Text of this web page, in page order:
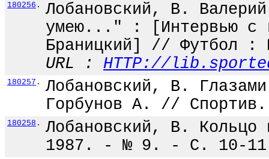
180256 .
Лобановский, В.
умею..." : [Интервью с
Браницкий] // Футбол
URL : HTTP://
180257 .
Лобановский, В.
Горбунов А. //
180258 .
Лобановский, В.
1987. - № 9. - С. 10-